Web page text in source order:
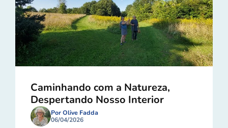
Caminhando com a Natureza,
Despertando Nosso Interior
Por Olive Fadda
06/04/2026